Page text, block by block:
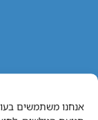
אנחנו משתמשים